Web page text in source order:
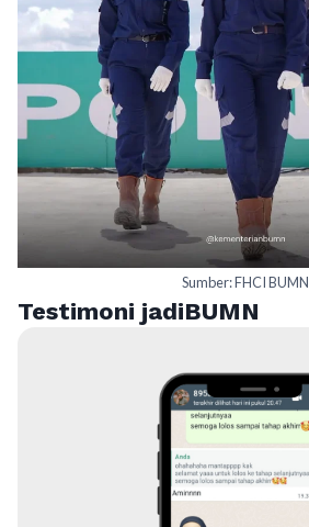
Sumber: FHCI BUMN
Testimoni jadiBUMN